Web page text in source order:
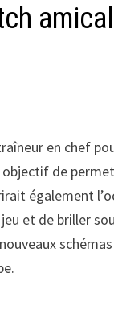
en chef
de
également
et de briller